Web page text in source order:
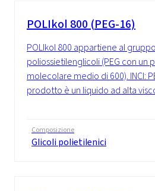
POLIkol 800 (PEG-16)
POLIkol 800 appartiene al
poliossietilenglicoli (PEG con un
molecolare medio di 600). INCI:
prodotto è un liquido ad alta
Composizione
Glicoli polietilenici